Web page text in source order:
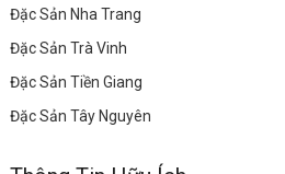
Đặc Sản Nha Trang
Đặc Sản Trà Vinh
Đặc Sản Tiền Giang
Đặc Sản Tây Nguyên